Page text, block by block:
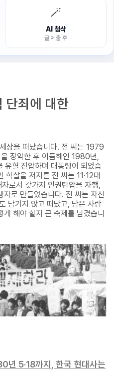
🪄
AI 첨삭
글 제출 후
단죄에 대한
상을 떠났습니다. 전 씨는 1979
장악한 후 이듬해인 1980년,
유혈 진압하며 대통령이 되었습
학살을 저지른 전 씨는 11·12대
로서 갖가지 인권탄압을 자행,
로 만들었습니다. 전 씨는 자신
남기지 않고 떠났고, 남은 사람
해야 할지 큰 숙제를 남겼습니
5·18까지, 한국 현대사는